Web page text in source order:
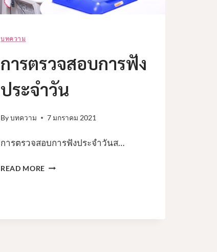
ล้าน
บทความ
การตรวจสอบการฟัง
ประจำวัน
Byบทความ 7 มกราคม 2021
การตรวจสอบการฟังประจำวันส…
READ MORE การ